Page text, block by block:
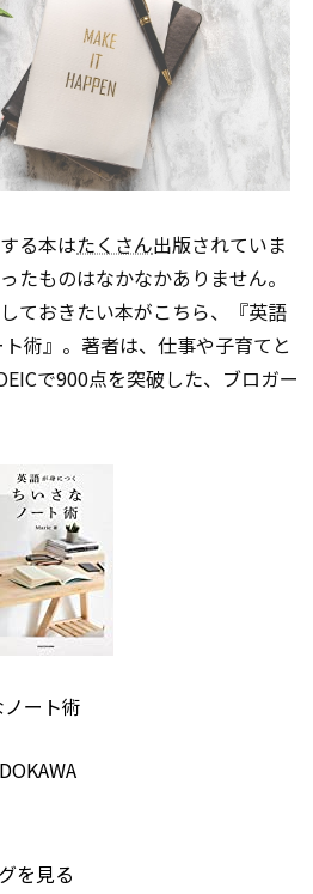
る本はたくさん出版されていま
たものはなかなかありません。
ておきたい本がこちら、『英語
術』。著者は、仕事や子育てと
で900点を突破した、ブロガー
ート術
を見る